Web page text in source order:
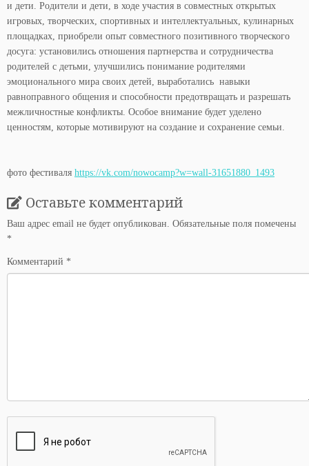
и дети. Родители и дети, в ходе участия в совместных открытых
игровых, творческих, спортивных и интеллектуальных, кулинарных
площадках, приобрели опыт совместного позитивного творческого
досуга: установились отношения партнерства и сотрудничества
родителей с детьми, улучшились понимание родителями
эмоционального мира своих детей, выработались навыки
равноправного общения и способности предотвращать и разрешать
межличностные конфликты. Особое внимание будет уделено
ценностям, которые мотивируют на создание и сохранение семьи.
фото фестиваля https://vk.com/nowocamp?w=wall-31651880_1493
Оставьте комментарий
Ваш адрес email не будет опубликован. Обязательные поля помечены
*
Комментарий *